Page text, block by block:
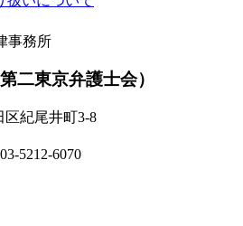
二東京弁護士会）
区紀尾井町3-8
5212-6070